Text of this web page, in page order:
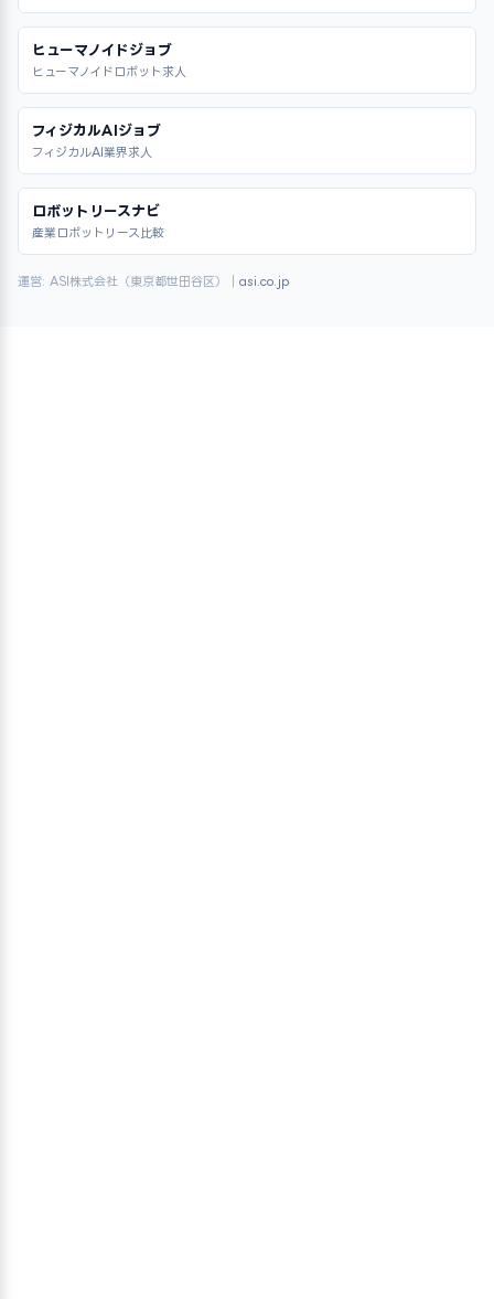
ヒューマノイドジョブ
ヒューマノイドロボット求人
フィジカルAIジョブ
フィジカルAI業界求人
ロボットリースナビ
産業ロボットリース比較
運営: ASI株式会社（東京都世田谷区）｜ asi.co.jp